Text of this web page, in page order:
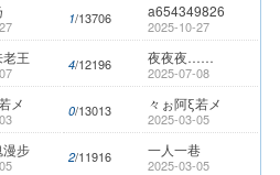
1/13706 a654349826
2025-10-27
王 4/12196 夜夜夜……
2025-07-08
メ 0/13013 々ぉ阿ξ若メ
2025-03-05
漫步 2/11916 一人一巷
2025-03-05